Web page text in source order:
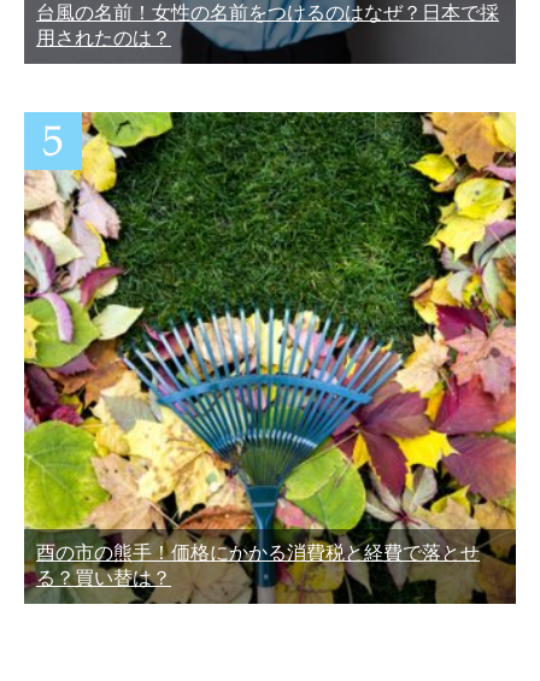
台風の名前！女性の名前をつけるのはなぜ？日本で採
用されたのは？
酉の市の熊手！価格にかかる消費税と経費で落とせ
る？買い替は？